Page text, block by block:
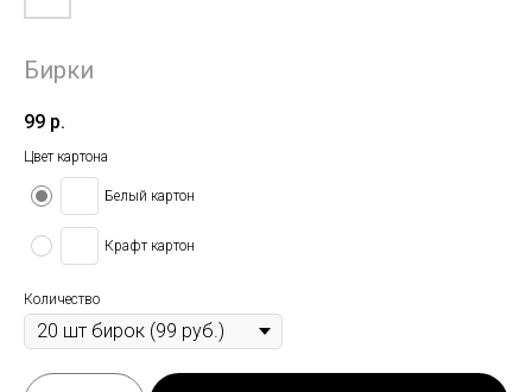
Бирки
99 р.
Цвет картона
Белый картон
Крафт картон
Количество